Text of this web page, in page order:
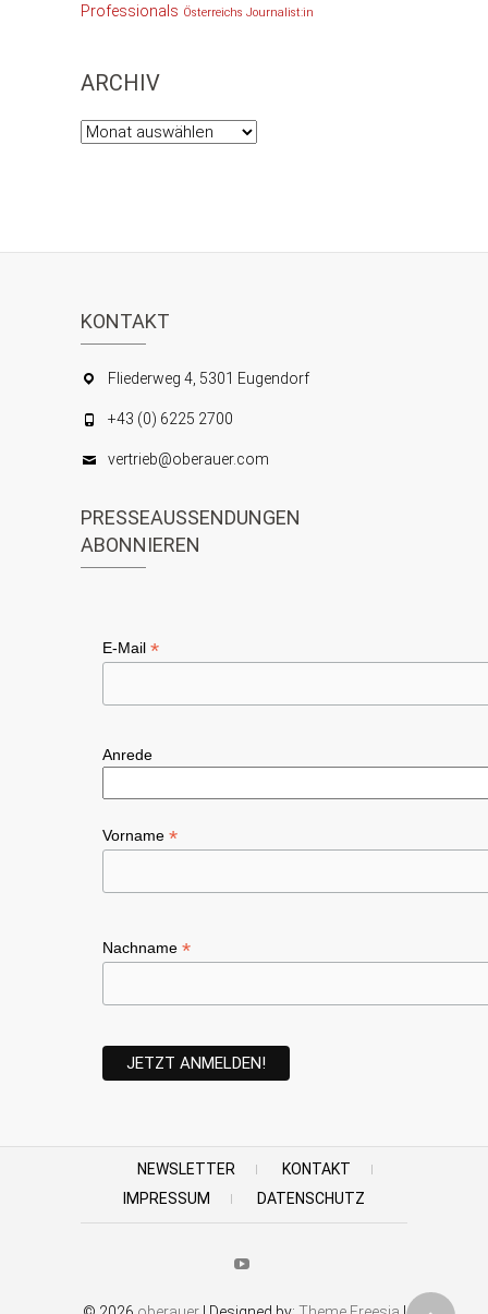
Professionals Österreichs Journalist:in
ARCHIV
Archiv
KONTAKT
Fliederweg 4, 5301 Eugendorf
+43 (0) 6225 2700
vertrieb@oberauer.com
PRESSEAUSSENDUNGEN
ABONNIEREN
E-Mail *
Anrede
Vorname *
Nachname *
NEWSLETTER
KONTAKT
IMPRESSUM
DATENSCHUTZ
Youtube